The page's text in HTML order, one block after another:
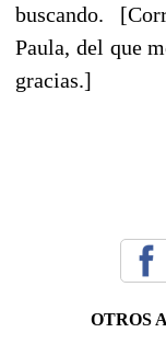
buscando.
Paula, del que
gracias.]
OTROS